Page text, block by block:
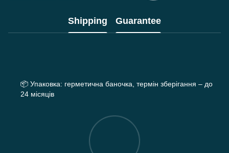
Shipping Guarantee
📦 Упаковка: герметична баночка, термін зберігання – до
24 місяців